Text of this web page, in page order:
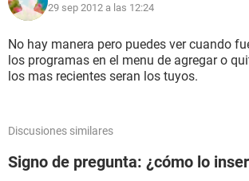
29 sep 2012 a las 12:24
No hay manera pero puedes ver cuando
los programas en el menu de agregar o
los mas recientes seran los tuyos.
Discusiones similares
Signo de pregunta: ¿cómo lo